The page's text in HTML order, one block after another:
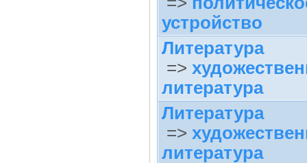
устройство
Литература
=>
литература
Литература
=>
литература